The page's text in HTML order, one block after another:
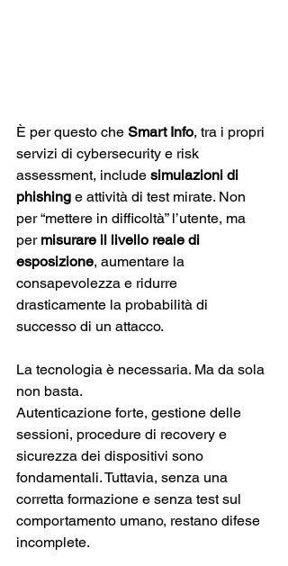
È per questo che Smart Info, tra i propri
servizi di cybersecurity e risk
assessment, include simulazioni di
phishing e attività di test mirate. Non
per “mettere in difficoltà” l’utente, ma
per misurare il livello reale di
esposizione, aumentare la
consapevolezza e ridurre
drasticamente la probabilità di
successo di un attacco.
La tecnologia è necessaria. Ma da sola
non basta.
Autenticazione forte, gestione delle
sessioni, procedure di recovery e
sicurezza dei dispositivi sono
fondamentali. Tuttavia, senza una
corretta formazione e senza test sul
comportamento umano, restano difese
incomplete.